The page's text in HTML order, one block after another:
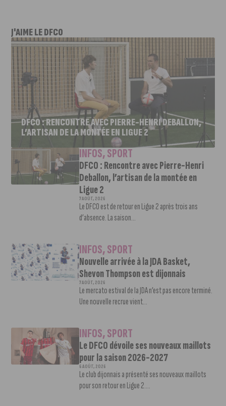
J'AIME LE DFCO
DFCO : RENCONTRE AVEC PIERRE-HENRI DEBALLON,
L’ARTISAN DE LA MONTÉE EN LIGUE 2
INFOS,SPORT
DFCO : Rencontre avec Pierre-Henri
Deballon, l’artisan de la montée en
Ligue 2
7 AOÛT, 2026
Le DFCO est de retour en Ligue 2 après trois ans
d’absence. La saison...
INFOS,SPORT
Nouvelle arrivée à la JDA Basket,
Shevon Thompson est dijonnais
7 AOÛT, 2026
Le mercato estival de la JDA n’est pas encore terminé.
Une nouvelle recrue vient...
INFOS,SPORT
Le DFCO dévoile ses nouveaux maillots
pour la saison 2026-2027
6 AOÛT, 2026
Le club dijonnais a présenté ses nouveaux maillots
pour son retour en Ligue 2....